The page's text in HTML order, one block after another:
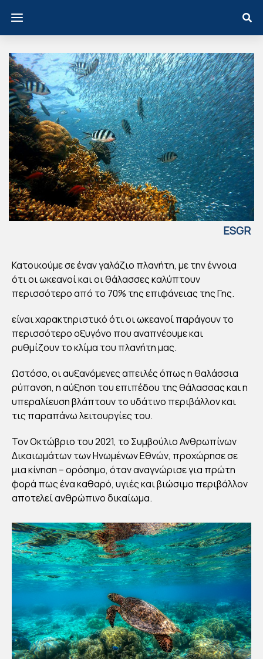
ESGR
UN
ΠΕ
Ε
ΠΟ
Υ Η
ΘΑ
ΣΣ
Α
ΣΥ
ΝΔ
ΤΑΙ
ΜΕ
ΤΑ
ΑΝ
ΩΠΙ
ΝΑ
ΔΙΚ
Κατοικούμε σε έναν γαλάζιο πλανήτη, με την έννοια
ότι οι ωκεανοί και οι θάλασσες καλύπτουν
περισσότερο από το 70% της επιφάνειας της Γης.
είναι χαρακτηριστικό ότι οι ωκεανοί παράγουν το
περισσότερο οξυγόνο που αναπνέουμε και
ρυθμίζουν το κλίμα του πλανήτη μας.
Ωστόσο, οι αυξανόμενες απειλές όπως η θαλάσσια
ρύπανση, η αύξηση του επιπέδου της θάλασσας και η
υπεραλίευση βλάπτουν το υδάτινο περιβάλλον και
τις παραπάνω λειτουργίες του.
Τον Οκτώβριο του 2021, το Συμβούλιο Ανθρωπίνων
Δικαιωμάτων των Ηνωμένων Εθνών, προχώρησε σε
μια κίνηση – ορόσημο, όταν αναγνώρισε για πρώτη
φορά πως ένα καθαρό, υγιές και βιώσιμο περιβάλλον
αποτελεί ανθρώπινο δικαίωμα.